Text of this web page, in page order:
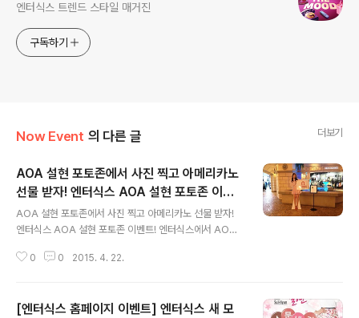
엔터식스 트렌드 스타일 매거진
구독하기
Now Event 의 다른 글 더보기
AOA 설현 포토존에서 사진 찍고 아메리카노
선물 받자! 엔터식스 AOA 설현 포토존 이벤
트!
AOA 설현 포토존에서 사진 찍고 아메리카노 선물 받자!
엔터식스 AOA 설현 포토존 이벤트! 엔터식스에서 AOA
매장을 방문하시면 위와 같은 설현 포토존을 만나보실 수
이벤트는 30일까지 진행되며 선착순으로 증정해 드리고
0 0 2015. 4. 22.
[엔터식스 홈페이지 이벤트] 엔터식스 새 모